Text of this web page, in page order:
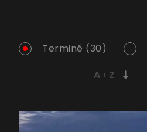
Terminé (30)